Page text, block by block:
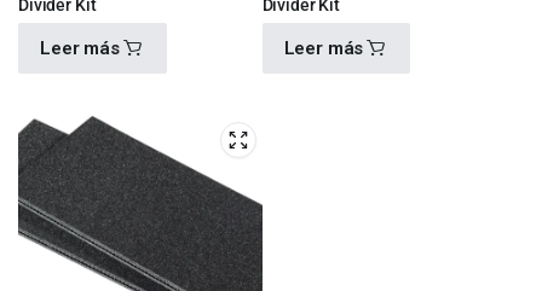
Divider Kit
Leer más
Divider Kit
Leer más